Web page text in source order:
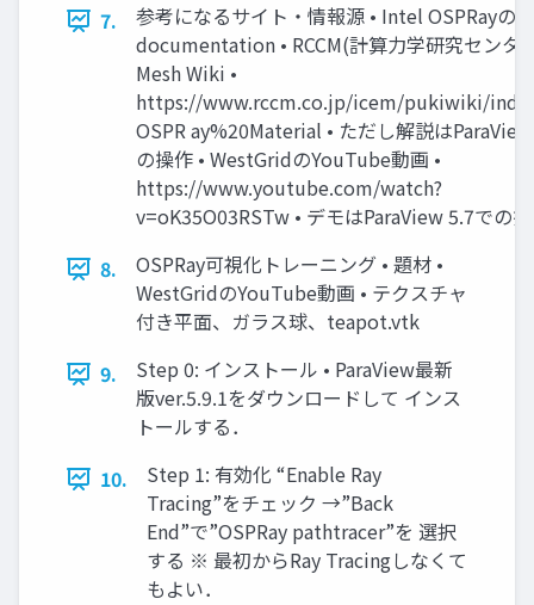
7.
参考になるサイト・情報源 • Intel OSPRayの
documentation • RCCM(計算⼒学研究センタ
Mesh Wiki •
https://www.rccm.co.jp/icem/pukiwiki/
OSPR ay%20Material • ただし解説は
の操作 • WestGridのYouTube動画 •
https://www.youtube.com/watch?
v=oK35O03RSTw • デモはParaView 5.7での
8.
OSPRay可視化トレーニング • 題材 •
WestGridのYouTube動画 • テクスチャ
付き平面、ガラス球、teapot.vtk
9.
Step 0: インストール • ParaView最新
版ver.5.9.1をダウンロードして インス
トールする．
10.
Step 1: 有効化 “Enable Ray
Tracing”をチェック →”Back
End”で”OSPRay pathtracer”を 選択
する ※ 最初からRay Tracingしなくて
もよい．